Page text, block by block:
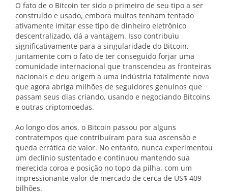
O fato de o Bitcoin ter sido o primeiro de seu tipo a ser
construído e usado, embora muitos tenham tentado
ativamente imitar esse tipo de dinheiro eletrônico
descentralizado, dá a vantagem. Isso contribuiu
significativamente para a singularidade do Bitcoin,
juntamente com o fato de ter conseguido forjar uma
comunidade internacional que transcendeu as fronteiras
nacionais e deu origem a uma indústria totalmente nova
que agora abriga milhões de seguidores genuínos que
passam seus dias criando, usando e negociando Bitcoins
e outras criptomoedas.
Ao longo dos anos, o Bitcoin passou por alguns
contratempos que contribuíram para sua ascensão e
queda errática de valor. No entanto, nunca experimentou
um declínio sustentado e continuou mantendo sua
merecida coroa e posição no topo da pilha, com um
impressionante valor de mercado de cerca de US$ 409
bilhões.